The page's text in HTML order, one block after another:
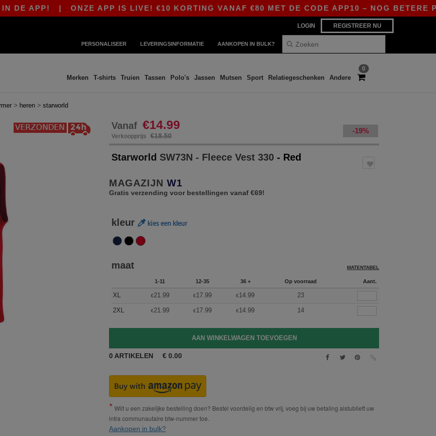
APP! |ONZE APP IS LIVE! €10 KORTING VANAF €80 MET DE CODE APP10 – NOG BETERE
LOGIN REGISTREER NU
PERSONALISEER LEVERINGSINFORMATIE AANKOPEN IN BULK?
0
Merken T-shirts Truien Tassen Polo's Jassen Mutsen Sport Relatiegeschenken Andere
> heren > starworld
Vanaf €14.99
Verkoopprijs €18.50
-19%
Starworld SW73N - Fleece Vest 330 - Red
MAGAZIJN W1
Gratis verzending voor bestellingen vanaf €69!
kleur kies een kleur
maat MATENTABEL
1-11 12-35 36 + Op voorraad Aant.
XL €21.99 €17.99 €14.99 23
2XL €21.99 €17.99 €14.99 14
0 ARTIKELEN € 0.00
Wilt u een zakelijke bestelling doen? Bestel voordelig en btw vrij, voeg bij uw betaling alstublieft uw
intra communautaire btw-nummer toe.
Aankopen in bulk?